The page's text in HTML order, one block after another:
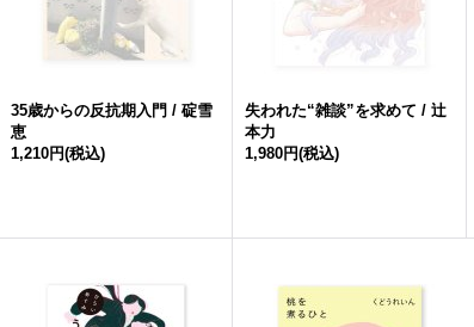
35歳からの反抗期入門 / 碇雪
恵
1,210円(税込)
失われた“雑談”を求めて / 辻
本力
1,980円(税込)